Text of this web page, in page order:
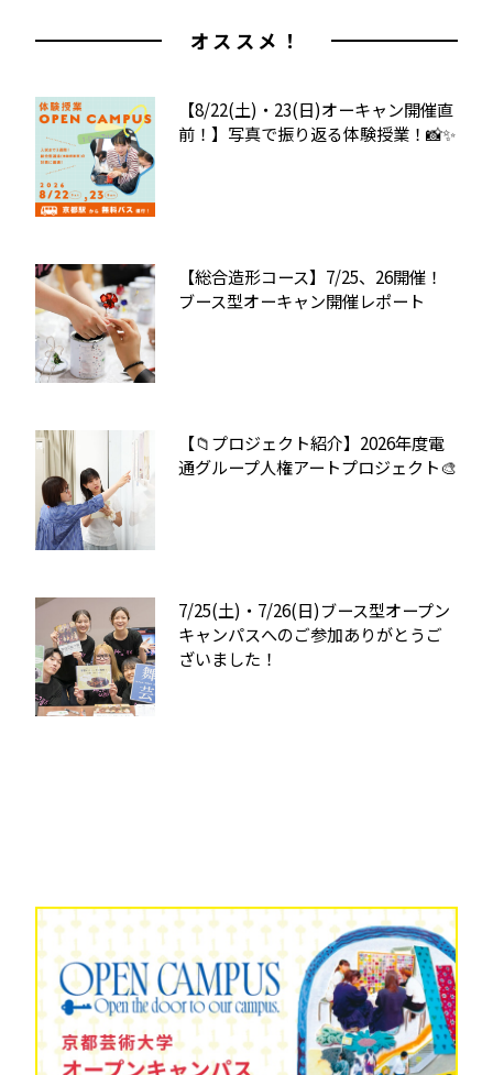
オススメ！
【8/22(土)・23(日)オーキャン開催直
前！】写真で振り返る体験授業！📸✨
【総合造形コース】7/25、26開催！
ブース型オーキャン開催レポート
【📁プロジェクト紹介】2026年度電
通グループ人権アートプロジェクト🎨
7/25(土)・7/26(日)ブース型オープン
キャンパスへのご参加ありがとうご
ざいました！